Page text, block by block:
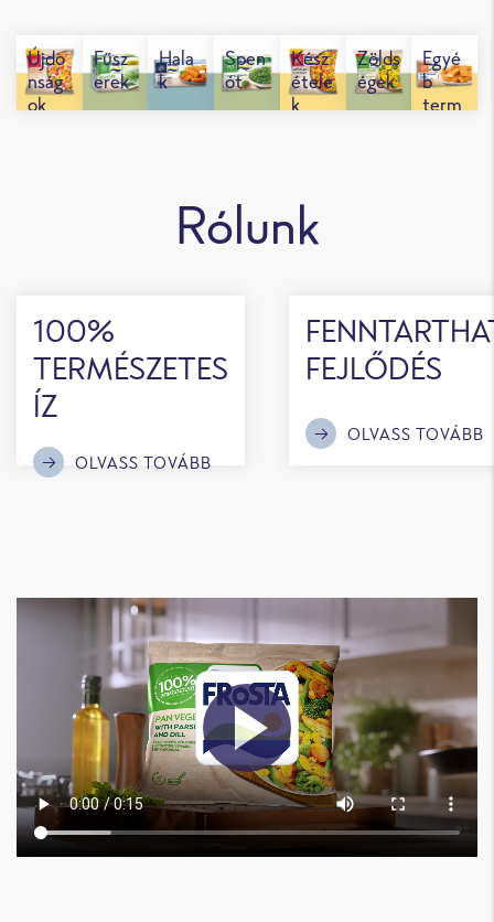
Újdo
nság
ok
Fűsz
erek
Hala
k
Spen
ót
Kész
étele
k
Zölds
égek
Egyé
b
term
Rólunk
100%
TERMÉSZETES
ÍZ
OLVASS TOVÁBB
FEJLŐDÉS
OLVASS TOVÁBB